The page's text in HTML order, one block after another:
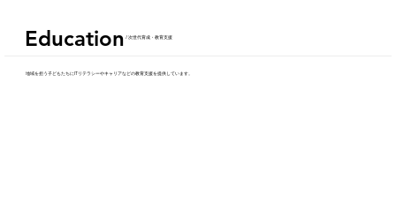
Education
Education ​/ 次世代育成・教育支援
​地域を担う子どもたちにITリテラシーやキャリアなどの教育支援を提供しています。